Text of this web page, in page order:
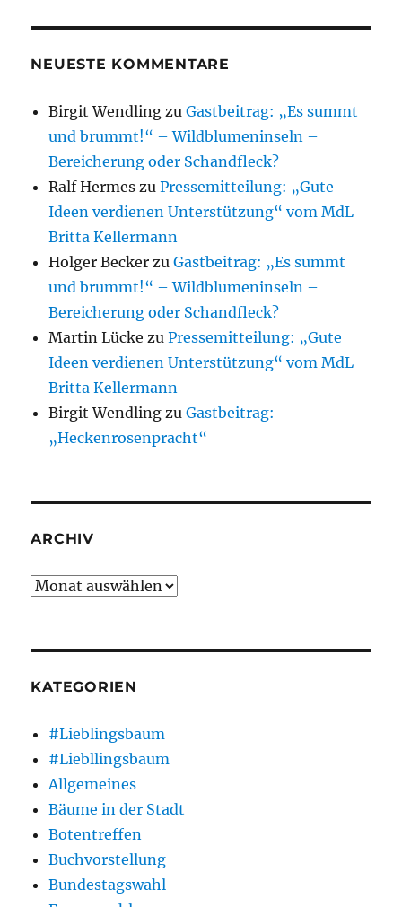
NEUESTE KOMMENTARE
Birgit Wendling zuGastbeitrag: „Es summt
und brummt!“ – Wildblumeninseln –
Bereicherung oder Schandfleck?
Ralf Hermes zuPressemitteilung: „Gute
Ideen verdienen Unterstützung“ vom MdL
Britta Kellermann
Holger Becker zuGastbeitrag: „Es summt
und brummt!“ – Wildblumeninseln –
Bereicherung oder Schandfleck?
Martin Lücke zuPressemitteilung: „Gute
Ideen verdienen Unterstützung“ vom MdL
Britta Kellermann
Birgit Wendling zuGastbeitrag:
„Heckenrosenpracht“
ARCHIV
Archiv
KATEGORIEN
#Lieblingsbaum
#Liebllingsbaum
Allgemeines
Bäume in der Stadt
Botentreffen
Buchvorstellung
Bundestagswahl